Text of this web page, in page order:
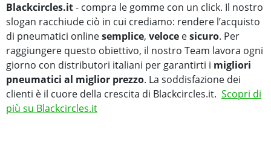
Blackcircles.it- compra le gomme con un click. Il nostro
slogan racchiude ciò in cui crediamo: rendere l’acquisto
di pneumatici onlinesemplice, veloce esicuro. Per
raggiungere questo obiettivo, il nostro Team lavora ogni
giorno con distributori italiani per garantirti i migliori
pneumatici al miglior prezzo. La soddisfazione dei
clienti è il cuore della crescita di Blackcircles.it. Scopri di
più su Blackcircles.it